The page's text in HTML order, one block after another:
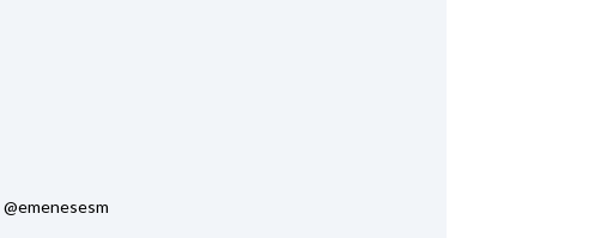
@emenesesm